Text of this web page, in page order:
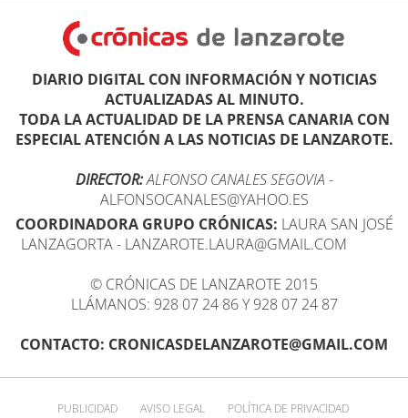
DIARIO DIGITAL CON INFORMACIÓN Y NOTICIAS
ACTUALIZADAS AL MINUTO.
TODA LA ACTUALIDAD DE LA PRENSA CANARIA CON
ESPECIAL ATENCIÓN A LAS NOTICIAS DE LANZAROTE.
DIRECTOR:ALFONSO CANALES SEGOVIA -
ALFONSOCANALES@YAHOO.ES
COORDINADORA GRUPO CRÓNICAS: LAURA SAN JOSÉ
LANZAGORTA - LANZAROTE.LAURA@GMAIL.COM
© CRÓNICAS DE LANZAROTE 2015
LLÁMANOS: 928 07 24 86 Y 928 07 24 87
CONTACTO: CRONICASDELANZAROTE@GMAIL.COM
PUBLICIDAD AVISO LEGAL POLÍTICA DE PRIVACIDAD